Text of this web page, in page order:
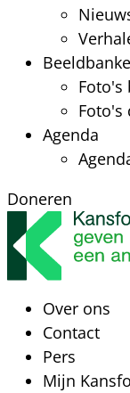
Foto's
Foto's
Agenda
Doneren
Over ons
Contact
Pers
Mijn